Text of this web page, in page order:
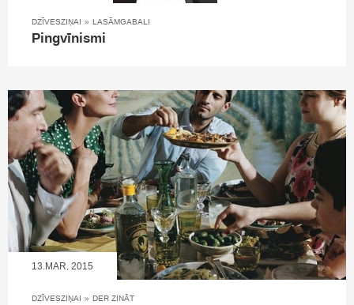
DZĪVESZIŅAI » LASĀMGABALI
Pingvīnismi
13.MAR, 2015
DZĪVESZIŅAI » DER ZINĀT